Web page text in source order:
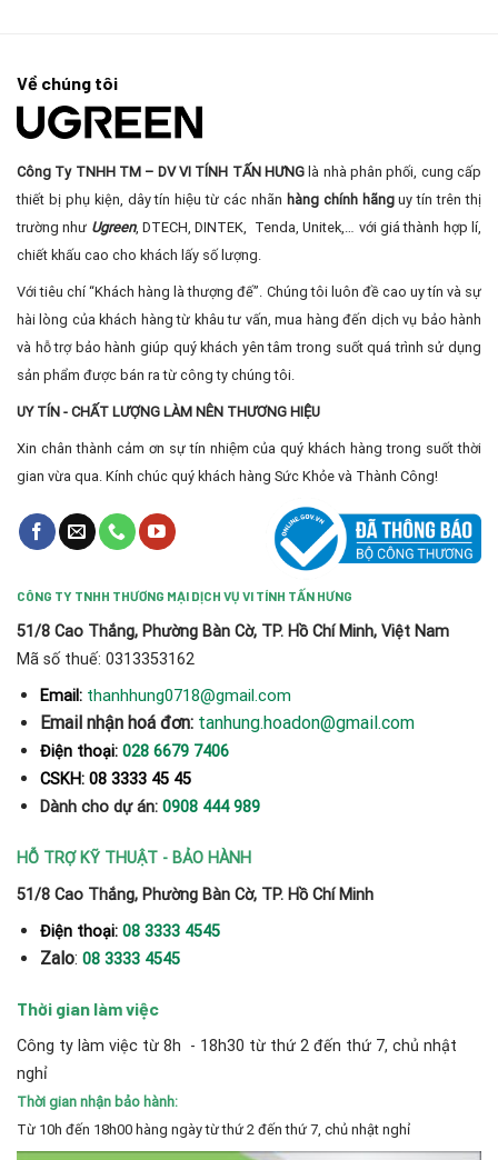
Về chúng tôi
Công Ty TNHH TM – DV VI TÍNH TẤN HƯNG là nhà phân phối, cung cấp
thiết bị phụ kiện, dây tín hiệu từ các nhãn hàng chính hãnguy tín trên thị
trường như Ugreen, DTECH, DINTEK, Tenda, Unitek,… với giá thành hợp lí,
chiết khấu cao cho khách lấy số lượng.
Với tiêu chí “Khách hàng là thượng đế”. Chúng tôi luôn đề cao uy tín và sự
hài lòng của khách hàng từ khâu tư vấn, mua hàng đến dịch vụ bảo hành
và hỗ trợ bảo hành giúp quý khách yên tâm trong suốt quá trình sử dụng
sản phẩm được bán ra từ công ty chúng tôi.
UY TÍN - CHẤT LƯỢNG LÀM NÊN THƯƠNG HIỆU
Xin chân thành cảm ơn sự tín nhiệm của quý khách hàng trong suốt thời
gian vừa qua. Kính chúc quý khách hàng Sức Khỏe và Thành Công!
CÔNG TY TNHH THƯƠNG MẠI DỊCH VỤ VI TÍNH TẤN HƯNG
51/8 Cao Thắng, Phường Bàn Cờ, TP. Hồ Chí Minh, Việt Nam
Mã số thuế: 0313353162
Email: thanhhung0718@gmail.com
Email nhận hoá đơn: tanhung.hoadon@gmail.com
Điện thoại: 028 6679 7406
CSKH: 08 3333 45 45
Dành cho dự án: 0908 444 989
HỖ TRỢ KỸ THUẬT - BẢO HÀNH
51/8 Cao Thắng, Phường Bàn Cờ, TP. Hồ Chí Minh
Điện thoại: 08 3333 4545
Zalo: 08 3333 4545
Thời gian làm việc
Công ty làm việc từ 8h - 18h30 từ thứ 2 đến thứ 7, chủ nhật
nghỉ
Thời gian nhận bảo hành:
Từ 10h đến 18h00 hàng ngày từ thứ 2 đến thứ 7, chủ nhật nghỉ